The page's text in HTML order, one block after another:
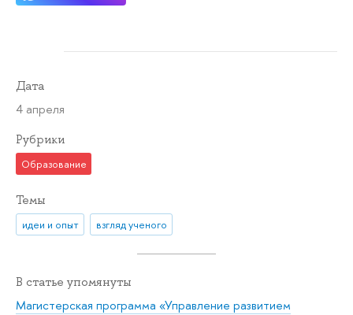
Дата
4 апреля
Рубрики
Образование
Темы
идеи и опыт взгляд ученого
В статье упомянуты
Магистерская программа «Управление развитием